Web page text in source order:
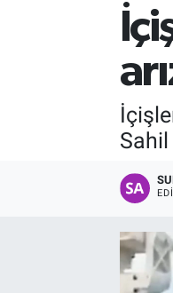
Trafik Durumu
TFF 2.Lig
Tüm Manşetler
Son Dakika